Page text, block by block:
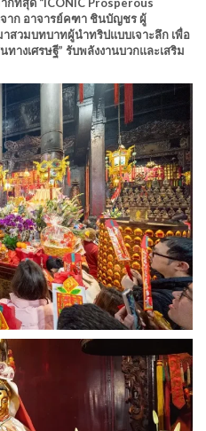
จาก อาจารย์คฑา ชินบัญชร ผู้
สวมบทบาทผู้นำทริปแบบเจาะลึก เพื่อ
างเศรษฐี” รับพลังงานบวกและเสริม